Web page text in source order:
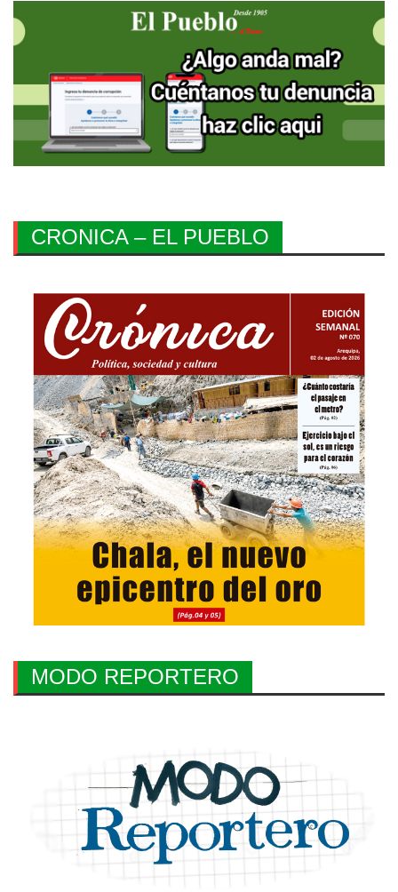
CRONICA – EL PUEBLO
MODO REPORTERO